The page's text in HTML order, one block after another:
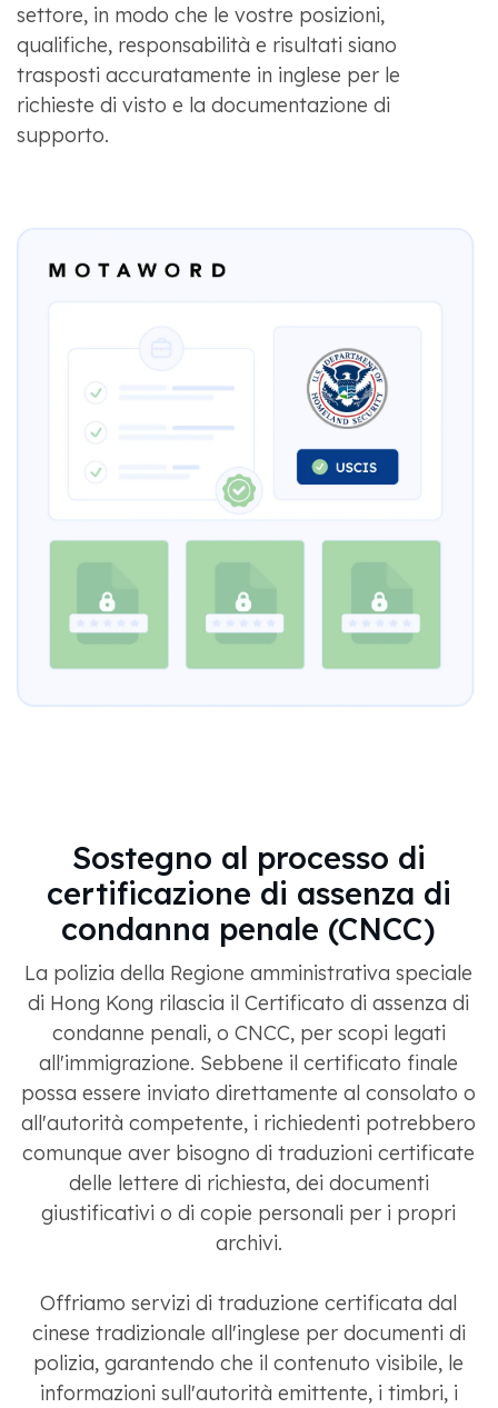
settore, in modo che le vostre posizioni,
qualifiche, responsabilità e risultati siano
trasposti accuratamente in inglese per le
richieste di visto e la documentazione di
supporto.
Sostegno al processo di
certificazione di assenza di
condanna penale (CNCC)
La polizia della Regione amministrativa speciale
di Hong Kong rilascia il Certificato di assenza di
condanne penali, o CNCC, per scopi legati
all'immigrazione. Sebbene il certificato finale
possa essere inviato direttamente al consolato o
all'autorità competente, i richiedenti potrebbero
comunque aver bisogno di traduzioni certificate
delle lettere di richiesta, dei documenti
giustificativi o di copie personali per i propri
archivi.
Offriamo servizi di traduzione certificata dal
cinese tradizionale all'inglese per documenti di
polizia, garantendo che il contenuto visibile, le
informazioni sull'autorità emittente, i timbri, i